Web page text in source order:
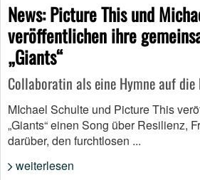
News: Picture This und
veröffentlichen ihre
„Giants“
Collaboratin als eine Hymne auf die
MIchael Schulte und Picture This
„Giants“ einen Song über Resilienz,
darüber, den furchtlosen ...
weiterlesen